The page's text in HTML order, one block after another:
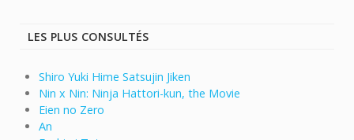
LES PLUS CONSULTÉS
Shiro Yuki Hime Satsujin Jiken
Nin x Nin: Ninja Hattori-kun, the Movie
Eien no Zero
An